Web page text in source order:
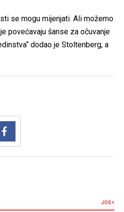
se mogu mijenjati. Ali možemo
povećavaju šanse za očuvanje
dodao je Stoltenberg, a
JOŠ